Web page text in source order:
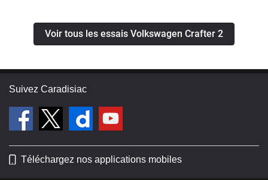
Voir tous les essais Volkswagen Crafter 2
Suivez Caradisiac
Téléchargez nos applications mobiles